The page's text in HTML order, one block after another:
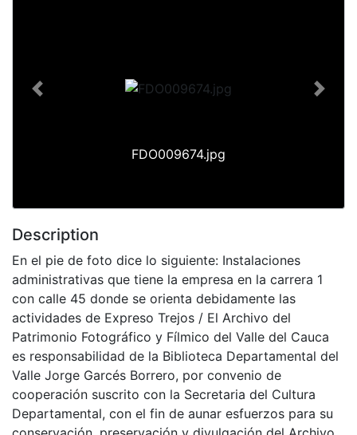
FDO009674.jpg
Previous Next
Description
En el pie de foto dice lo siguiente: Instalaciones
administrativas que tiene la empresa en la carrera 1
con calle 45 donde se orienta debidamente las
actividades de Expreso Trejos / El Archivo del
Patrimonio Fotográfico y Fílmico del Valle del Cauca
es responsabilidad de la Biblioteca Departamental del
Valle Jorge Garcés Borrero, por convenio de
cooperación suscrito con la Secretaria del Cultura
Departamental, con el fin de aunar esfuerzos para su